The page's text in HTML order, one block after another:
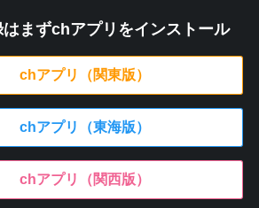
まずchアプリをインストール
chアプリ（関東版）
chアプリ（東海版）
chアプリ（関西版）